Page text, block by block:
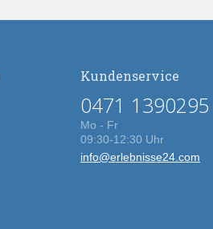
Kundenservice
0471 1390295
Mo - Fr
09:30-12:30 Uhr
info@erlebnisse24.com